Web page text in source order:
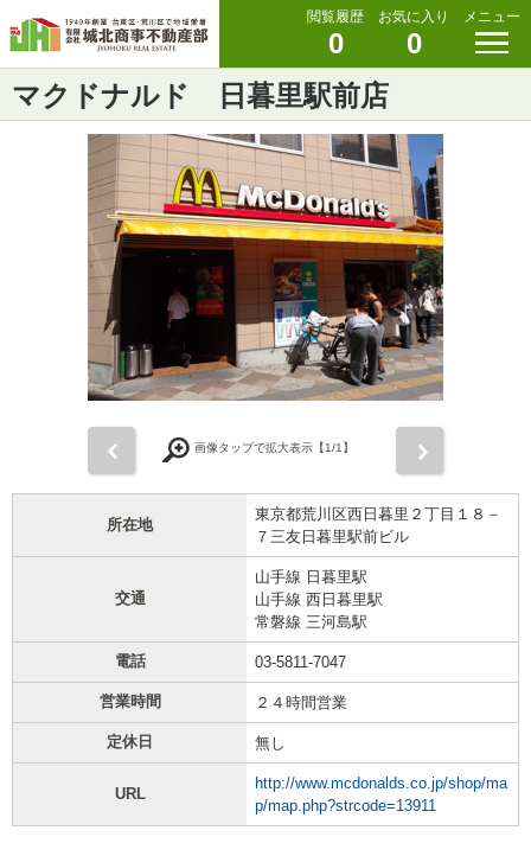
閲覧履歴
0
お気に入り
0
メニュー
マクドナルド 日暮里駅前店
画像タップで拡大表示【1/1】
所在地
東京都荒川区西日暮里２丁目１８－
７三友日暮里駅前ビル
交通
山手線 日暮里駅
山手線 西日暮里駅
常磐線 三河島駅
電話 03-5811-7047
営業時間 ２４時間営業
定休日 無し
URL
http://www.mcdonalds.co.jp/shop/ma
p/map.php?strcode=13911